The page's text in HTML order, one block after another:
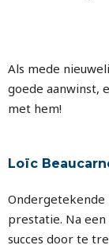
Als mede
goede aanwinst,
met hem!
Loïc
Ondergetekende
prestatie. Na
succes door te